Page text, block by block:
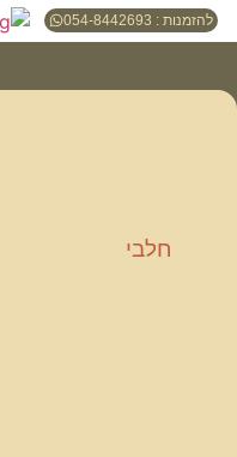
להזמנות : 054-8442693
חלבי